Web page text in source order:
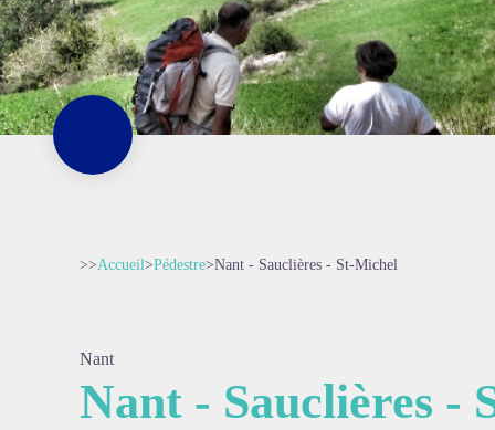
>>Accueil>Pédestre>Nant - Sauclières - St-Michel
Nant
Nant - Sauclières -